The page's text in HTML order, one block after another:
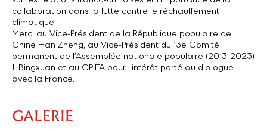
collaboration dans la lutte contre le réchauffement
climatique.
Merci au Vice-Président de la République populaire de
Chine Han Zheng, au Vice-Président du 13e Comité
permanent de l’Assemblée nationale populaire (2013-2023)
Ji Bingxuan et au CPIFA pour l’intérêt porté au dialogue
avec la France.
GALERIE